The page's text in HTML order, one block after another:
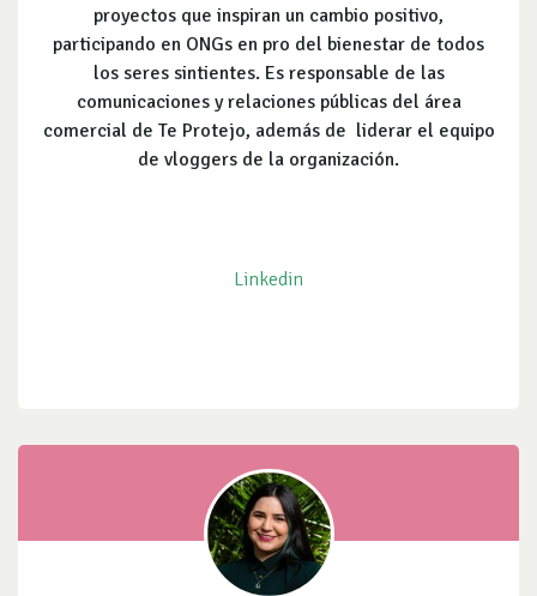
proyectos que inspiran un cambio positivo,
participando en ONGs en pro del bienestar de todos
los seres sintientes. Es responsable de las
comunicaciones y relaciones públicas del área
comercial de Te Protejo, además de liderar el equipo
de vloggers de la organización.
Linkedin